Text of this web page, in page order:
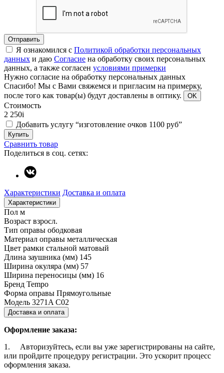
Отправить
Я ознакомился с Политикой обработки персональных
данных и даю Согласие на обработку своих персональных
данных, а также согласен условиями примерки
Нужно согласие на обработку персональных данных
Спасибо! Мы с Вами свяжемся и пригласим на примерку,
после того как товар(ы) будут доставлены в оптику.
OK
Стоимость
2 250i
Добавить услугу “изготовление очков 1100 руб”
Купить
Сравнить товар
Поделиться в соц. сетях:
Характеристики Доставка и оплата
Характеристики
Пол м
Возраст взросл.
Тип оправы ободковая
Материал оправы металлическая
Цвет рамки стальной матовый
Длина заушника (мм) 145
Ширина окуляра (мм) 57
Ширина переносицы (мм) 16
Бренд Tempo
Форма оправы Прямоугольные
Модель 3271A С02
Доставка и оплата
Оформление заказа:
1. Авторизуйтесь, если вы уже зарегистрированы на сайте,
или пройдите процедуру регистрации. Это ускорит процесс
оформления заказа.